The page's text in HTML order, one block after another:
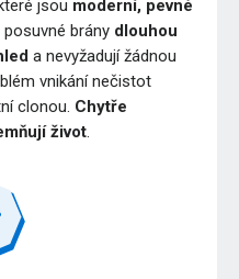
jsou moderní, pevné
posuvné brány dlouhou
a nevyžadují žádnou
vnikání nečistot
clonou. Chytře
život